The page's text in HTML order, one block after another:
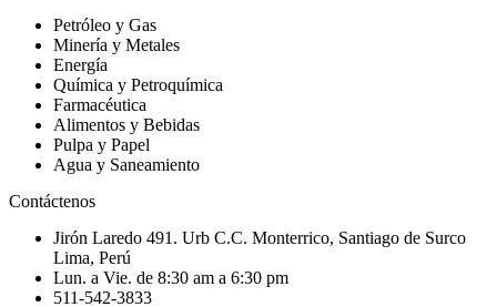
Petróleo y Gas
Minería y Metales
Energía
Química y Petroquímica
Farmacéutica
Alimentos y Bebidas
Pulpa y Papel
Agua y Saneamiento
Contáctenos
Jirón Laredo 491. Urb C.C. Monterrico, Santiago de Surco
Lima, Perú
Lun. a Vie. de 8:30 am a 6:30 pm
511-542-3833